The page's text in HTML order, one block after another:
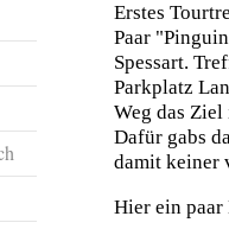
Erstes
Paar
Spessart.
Parkplatz
Weg das
Dafür gabs
damit keiner
Hier ein